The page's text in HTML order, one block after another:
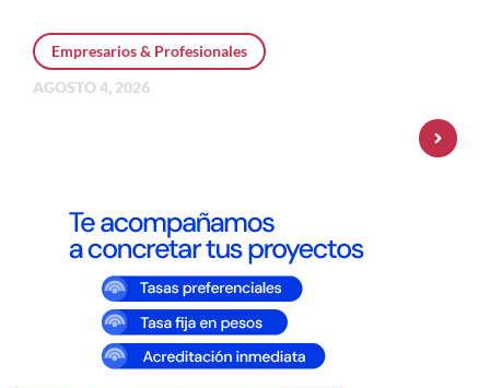
Empresarios & Profesionales
AGOSTO 4, 2026